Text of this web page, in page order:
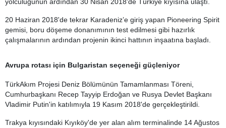
20 Haziran 2018'de tekrar Karadeniz’e giriş yapan Pioneering Spirit
gemisi, boru döşeme donanımının test edilmesi gibi hazırlık
çalışmalarının ardından projenin ikinci hattının inşaatına başladı.
Avrupa rotası için Bulgaristan seçeneği güçleniyor
TürkAkım Projesi Deniz Bölümünün Tamamlanması Töreni,
Cumhurbaşkanı Recep Tayyip Erdoğan ve Rusya Devlet Başkanı
Vladimir Putin'in katılımıyla 19 Kasım 2018'de gerçekleştirildi.
Trakya kıyısındaki Kıyıköy'de yer alan alım terminalinde 14 Ağustos